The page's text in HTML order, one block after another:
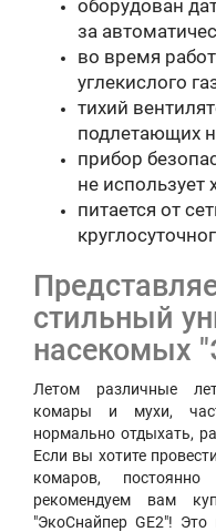
оборудован
за
во время
углекислого
тихий
подлетающих
прибор
не использует
питается от
стильный
насекомых
Летом различные
комары и мухи,
нормально отдыхать,
Если вы хотите
комаров,
рекомендуем вам
"ЭкоСнайпер GE2"!